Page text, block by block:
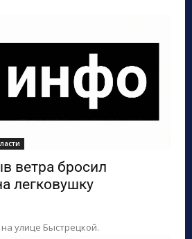
ветра бросил
легковушку
улице Быстрецкой.